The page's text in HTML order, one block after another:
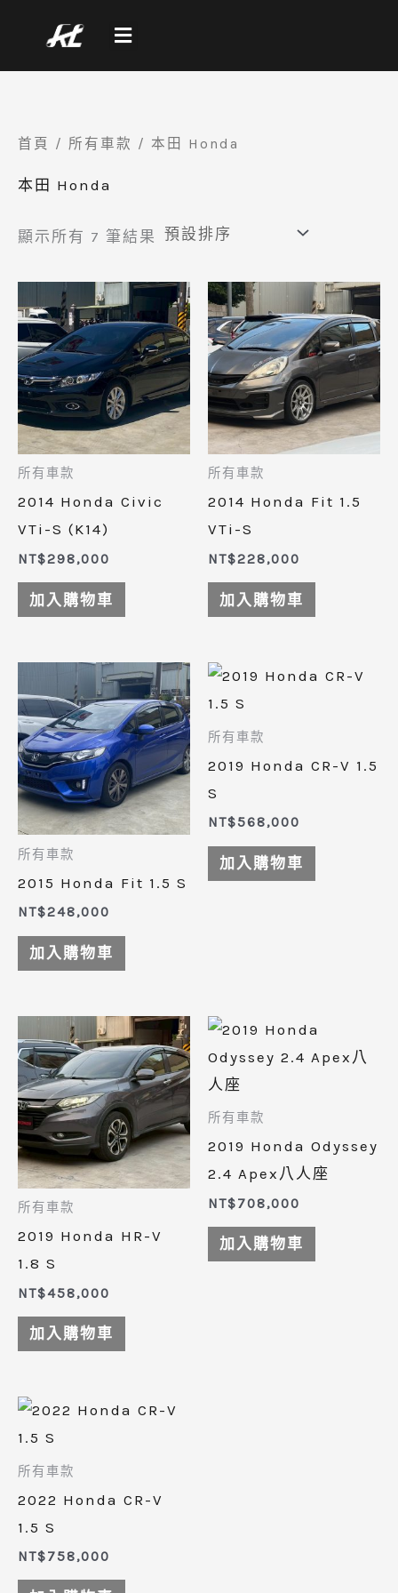
主
首頁 / 所有車款 / 本田 Honda
本田 Honda
顯示所有 7 筆結果
所有車款
2014 Honda Civic
VTi-S (K14)
NT$298,000
加入購物車
所有車款
2014 Honda Fit 1.5
VTi-S
NT$228,000
加入購物車
所有車款
2015 Honda Fit 1.5 S
NT$248,000
加入購物車
所有車款
2019 Honda CR-V 1.5
S
NT$568,000
加入購物車
所有車款
2019 Honda HR-V
1.8 S
NT$458,000
加入購物車
所有車款
2019 Honda Odyssey
2.4 Apex八人座
NT$708,000
加入購物車
所有車款
2022 Honda CR-V
1.5 S
NT$758,000